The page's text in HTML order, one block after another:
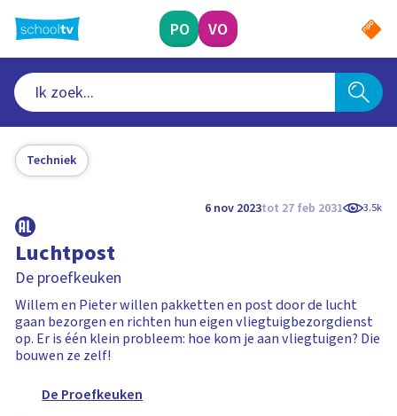
naar
hoofdinhoud
PO VO
Techniek
6 nov 2023tot 27 feb 2031 3.5k
Luchtpost
De proefkeuken
Willem en Pieter willen pakketten en post door de lucht
gaan bezorgen en richten hun eigen vliegtuigbezorgdienst
op. Er is één klein probleem: hoe kom je aan vliegtuigen? Die
bouwen ze zelf!
De Proefkeuken